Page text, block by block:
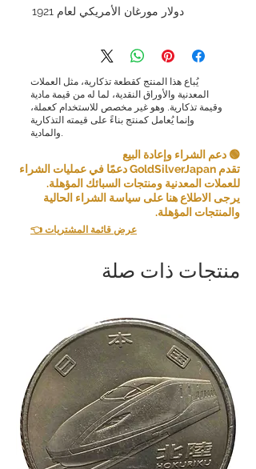
دولار مورغان الأمريكي لعام 1921
يُباع هذا المنتج كقطعة تذكارية، مثل العملات
المعدنية والأوراق النقدية، لما له من قيمة مادية
وقيمة تذكارية. وهو غير مخصص للاستخدام كعملة،
وإنما يُعامل كمنتج بناءً على قيمته التذكارية
🟢 دعم الشراء وإعادة البيع
تقدم GoldSilverJapan دعمًا في عمليات الشراء
للعملات المعدنية ومنتجات السبائك المؤهلة.
يرجى الاطلاع هنا على سياسة الشراء الحالية
والمنتجات المؤهلة.
👈 عرض قائمة المشتريات
منتجات ذات صلة